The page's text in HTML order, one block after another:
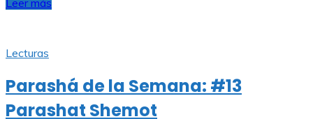
Leer más
Lecturas
Parashá de la Semana: #13
Parashat Shemot